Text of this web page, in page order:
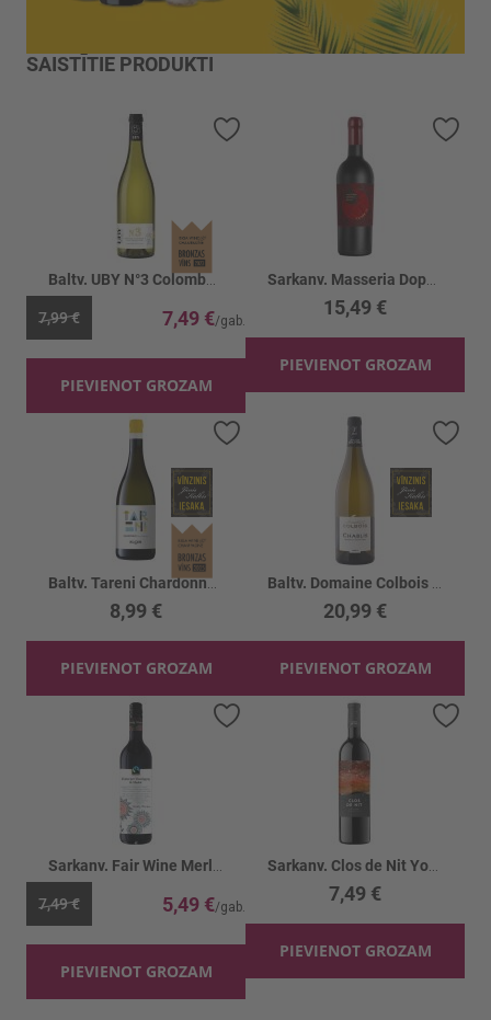
SAISTĪTIE PRODUKTI
7,99 € 7,49 €
PIEVIENOT GROZAM
Pievienot vēlmju sarakstam
15,49 €
PIEVIENOT GROZAM
Baltv. Tareni Chardonnay 12.5%
8,99 €
PIEVIENOT GROZAM
Pievienot vēlmju sarakstam
20,99 €
PIEVIENOT GROZAM
7,49 € 5,49 €
PIEVIENOT GROZAM
7,49 €
PIEVIENOT GROZAM